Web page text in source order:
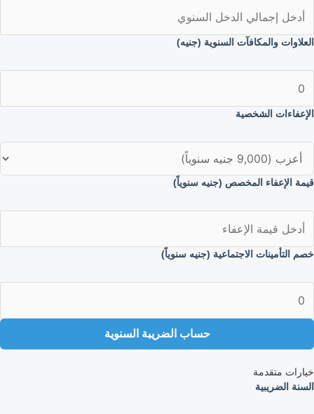
العلاوات والمكافآت السنوية (جنيه)
الإعفاءات الشخصية
قيمة الإعفاء المخصص (جنيه سنوياً)
خصم التأمينات الاجتماعية (جنيه سنوياً)
حساب الضريبة السنوية
خيارات متقدمة
السنة الضريبية